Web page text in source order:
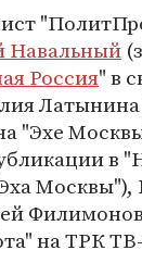
Навальный
Россия" в
Латынина
"Эхе
в
на ТРК